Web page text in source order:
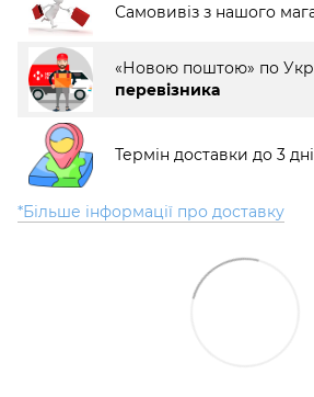
Самовивіз з нашого
«Новою поштою» по
перевізника
Термін доставки до 3
*Більше інформації про доставку